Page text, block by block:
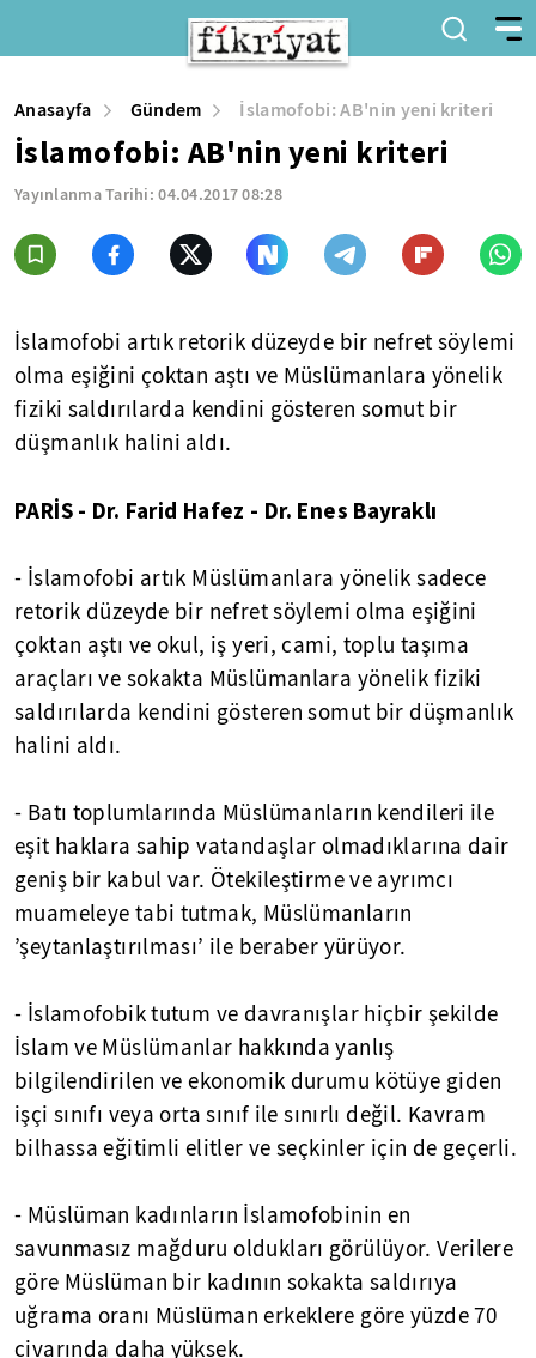
Anasayfa Gündem İslamofobi: AB'nin yeni kriteri
İslamofobi: AB'nin yeni kriteri
Yayınlanma Tarihi:04.04.2017 08:28
İslamofobi artık retorik düzeyde bir nefret söylemi
olma eşiğini çoktan aştı ve Müslümanlara yönelik
fiziki saldırılarda kendini gösteren somut bir
düşmanlık halini aldı.
PARİS - Dr. Farid Hafez - Dr. Enes Bayraklı
- İslamofobi artık Müslümanlara yönelik sadece
retorik düzeyde bir nefret söylemi olma eşiğini
çoktan aştı ve okul, iş yeri, cami, toplu taşıma
araçları ve sokakta Müslümanlara yönelik fiziki
saldırılarda kendini gösteren somut bir düşmanlık
halini aldı.
- Batı toplumlarında Müslümanların kendileri ile
eşit haklara sahip vatandaşlar olmadıklarına dair
geniş bir kabul var. Ötekileştirme ve ayrımcı
muameleye tabi tutmak, Müslümanların
’şeytanlaştırılması’ ile beraber yürüyor.
- İslamofobik tutum ve davranışlar hiçbir şekilde
İslam ve Müslümanlar hakkında yanlış
bilgilendirilen ve ekonomik durumu kötüye giden
işçi sınıfı veya orta sınıf ile sınırlı değil. Kavram
bilhassa eğitimli elitler ve seçkinler için de geçerli.
- Müslüman kadınların İslamofobinin en
savunmasız mağduru oldukları görülüyor. Verilere
göre Müslüman bir kadının sokakta saldırıya
uğrama oranı Müslüman erkeklere göre yüzde 70
civarında daha yüksek.